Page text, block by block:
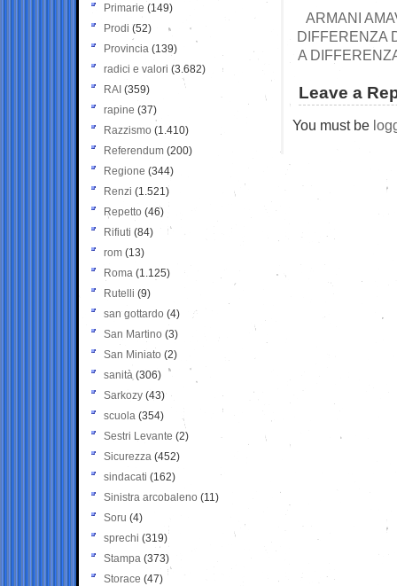
ARMANI
DIFFERENZA
A
Leave a
You must be
Primarie (149)
Prodi (52)
Provincia (139)
radici e valori (3.682)
RAI (359)
rapine (37)
Razzismo (1.410)
Referendum (200)
Regione (344)
Renzi (1.521)
Repetto (46)
Rifiuti (84)
rom (13)
Roma (1.125)
Rutelli (9)
san gottardo (4)
San Martino (3)
San Miniato (2)
sanità (306)
Sarkozy (43)
scuola (354)
Sestri Levante (2)
Sicurezza (452)
sindacati (162)
Sinistra arcobaleno (11)
Soru (4)
sprechi (319)
Stampa (373)
Storace (47)